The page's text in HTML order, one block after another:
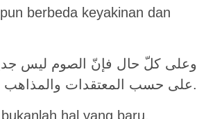
berbeda keyakinan dan
وعلى كلّ حال فإنّ الصوم ليس
على حسب المعتقدات والمذاهب.
hal yang baru,